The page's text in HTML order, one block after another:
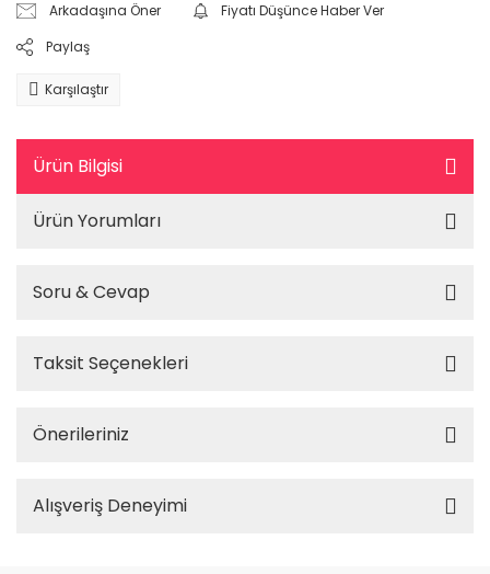
Arkadaşına Öner
Fiyatı Düşünce Haber Ver
Paylaş
Karşılaştır
Ürün Bilgisi
Ürün Yorumları
Soru & Cevap
Taksit Seçenekleri
Önerileriniz
Alışveriş Deneyimi